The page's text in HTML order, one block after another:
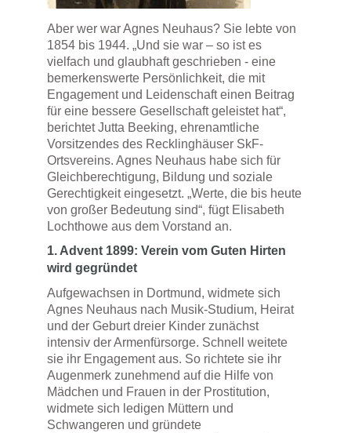
Aber wer war Agnes Neuhaus? Sie lebte von
1854 bis 1944. „Und sie war – so ist es
vielfach und glaubhaft geschrieben - eine
bemerkenswerte Persönlichkeit, die mit
Engagement und Leidenschaft einen Beitrag
für eine bessere Gesellschaft geleistet hat“,
berichtet Jutta Beeking, ehrenamtliche
Vorsitzendes des Recklinghäuser SkF-
Ortsvereins. Agnes Neuhaus habe sich für
Gleichberechtigung, Bildung und soziale
Gerechtigkeit eingesetzt. „Werte, die bis heute
von großer Bedeutung sind“, fügt Elisabeth
Lochthowe aus dem Vorstand an.
1. Advent 1899: Verein vom Guten Hirten
wird gegründet
Aufgewachsen in Dortmund, widmete sich
Agnes Neuhaus nach Musik-Studium, Heirat
und der Geburt dreier Kinder zunächst
intensiv der Armenfürsorge. Schnell weitete
sie ihr Engagement aus. So richtete sie ihr
Augenmerk zunehmend auf die Hilfe von
Mädchen und Frauen in der Prostitution,
widmete sich ledigen Müttern und
Schwangeren und gründete